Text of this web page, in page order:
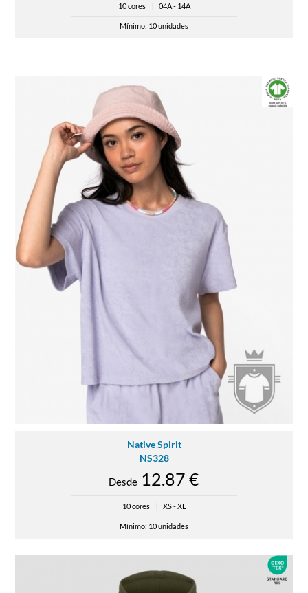
10 cores 04A - 14A
Mínimo: 10 unidades
Native Spirit
NS328
Desde 12.87 €
10 cores XS - XL
Mínimo: 10 unidades